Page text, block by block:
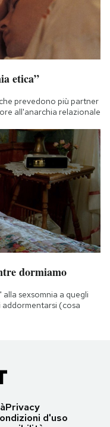
etica”
prevedono più partner
all'anarchia relazionale
dormiamo
sexsomnia a quegli
(cosa
Privacy
d'uso